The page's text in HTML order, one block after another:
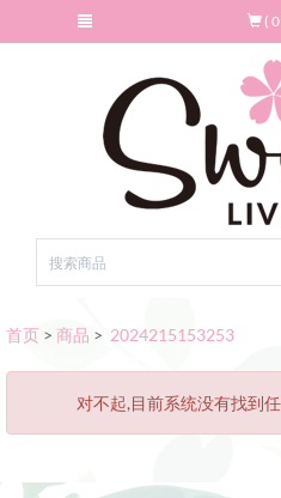
(
首页 > 商品 > 2024215153253
对不起,目前系统没有找到